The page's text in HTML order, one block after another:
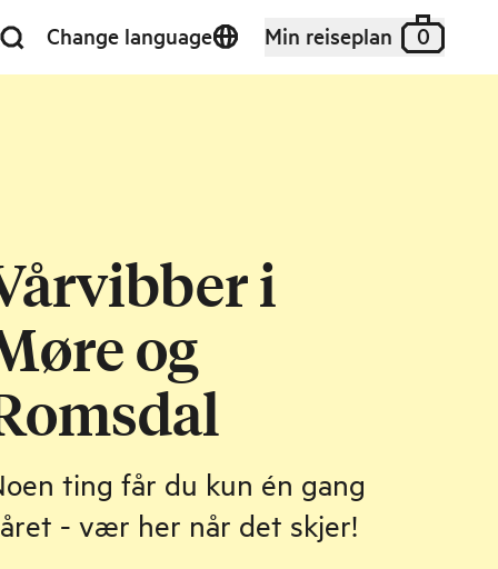
Change language Min reiseplan 0
i
og
ting får du kun én gang
- vær her når det skjer!